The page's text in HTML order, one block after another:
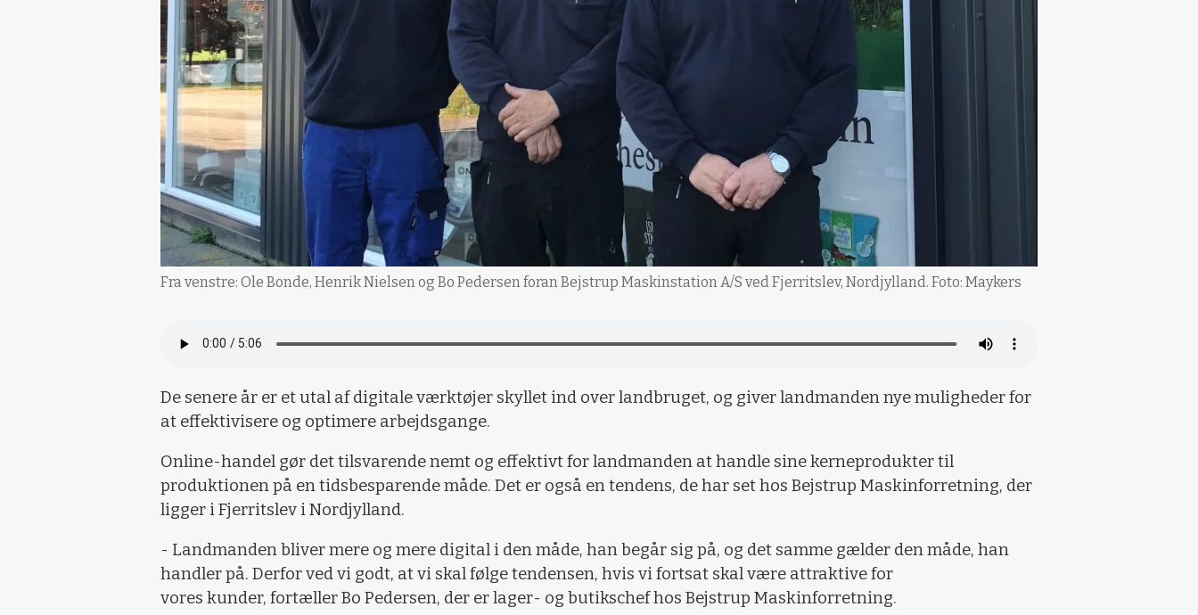
Fra venstre: Ole Bonde, Henrik Nielsen og Bo Pedersen foran Bejstrup Maskinstation A/S ved Fjerritslev, Nordjylland. Foto: Maykers
De senere år er et utal af digitale værktøjer skyllet ind over landbruget, og giver landmanden nye muligheder for
at effektivisere og optimere arbejdsgange.
Online-handel gør det tilsvarende nemt og effektivt for landmanden at handle sine kerneprodukter til
produktionen på en tidsbesparende måde. Det er også en tendens, de har set hos Bejstrup Maskinforretning, der
ligger i Fjerritslev i Nordjylland.
- Landmanden bliver mere og mere digital i den måde, han begår sig på, og det samme gælder den måde, han
handler på. Derfor ved vi godt, at vi skal følge tendensen, hvis vi fortsat skal være attraktive for
vores kunder, fortæller Bo Pedersen, der er lager- og butikschef hos Bejstrup Maskinforretning.